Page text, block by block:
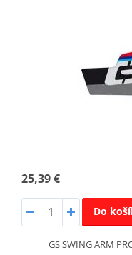
25,39 €
Do
GS SWING ARM